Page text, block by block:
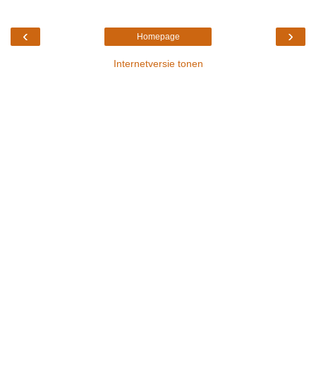
‹ ›
Homepage
Internetversie tonen